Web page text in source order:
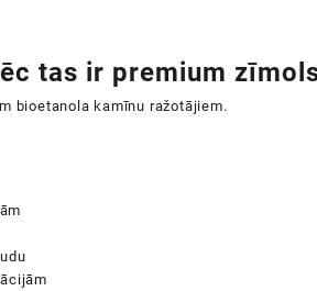
tas ir premium
bioetanola kamīnu ražotājiem.